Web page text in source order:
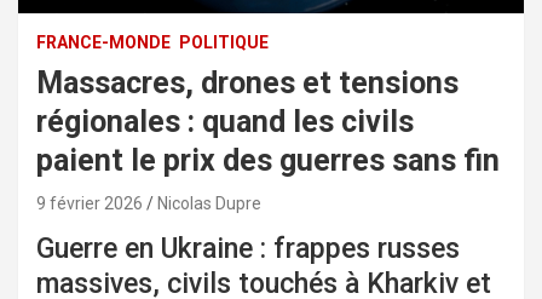
FRANCE-MONDE POLITIQUE
Massacres, drones et tensions
régionales : quand les civils
paient le prix des guerres sans fin
9 février 2026 Nicolas Dupre
Guerre en Ukraine : frappes russes
massives, civils touchés à Kharkiv et